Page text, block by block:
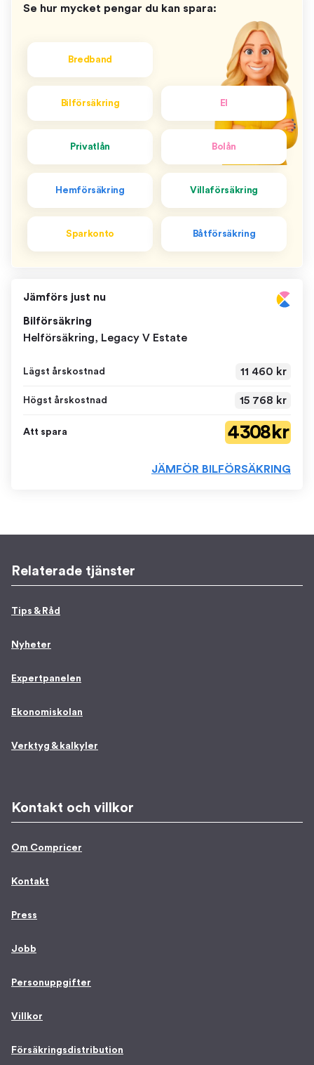
Se hur mycket pengar du kan spara:
Bredband
Bilförsäkring El
Privatlån Bolån
Hemförsäkring Villaförsäkring
Sparkonto Båtförsäkring
Jämförs just nu
Bilförsäkring
Helförsäkring, Legacy V Estate
Lägst årskostnad 11 460 kr
Högst årskostnad 15 768 kr
Att spara 4 308 kr
JÄMFÖR BILFÖRSÄKRING
Relaterade tjänster
Tips & Råd
Nyheter
Expertpanelen
Ekonomiskolan
Verktyg & kalkyler
Kontakt och villkor
Om Compricer
Kontakt
Press
Jobb
Personuppgifter
Villkor
Försäkringsdistribution